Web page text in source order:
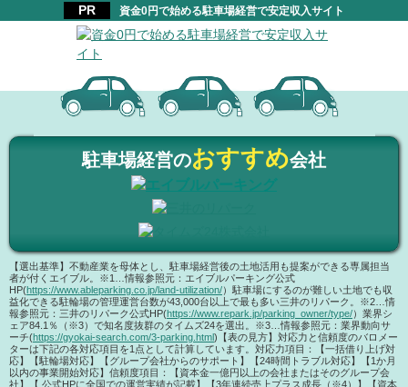
資金0円で始める駐車場経営で安定収入サイト
駐車場経営のおすすめ会社
【選出基準】 不動産業を母体とし、駐車場経営後の土地活用も提案ができる専属担当
者が付くエイブル。 ※1…情報参照元：エイブルパーキング公式
HP(https://www.ableparking.co.jp/land-utilization/） 駐車場にするのが難しい土地でも収
益化できる駐輪場の管理運営台数が43,000台以上で最も多い三井のリパーク。 ※2…情
報参照元：三井のリパーク公式HP(https://www.repark.jp/parking_owner/type/） 業界シ
ェア84.1％（※3）で知名度抜群のタイムズ24を選出。 ※3…情報参照元：業界動向サ
ーチ(https://gyokai-search.com/3-parking.html) 【表の見方】 対応力と信頼度のバロメー
ターは下記の各対応項目を1点として計算しています。 対応力項目：【一括借り上げ対
応】【駐輪場対応】【グループ会社からのサポート】【24時間トラブル対応】【1か月
以内の事業開始対応】 信頼度項目：【資本金一億円以上の会社またはそのグループ会
社】【 公式HPに全国での運営実績が記載】【3年連続売上プラス成長（※4）】【資本